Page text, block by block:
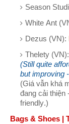
Season
White Ant
Dezus (VN):
Thelety (VN):
(Still quite
but improving
(Giá vẫn khá
đang cải thiện
friendly.)
Bags & Shoes |